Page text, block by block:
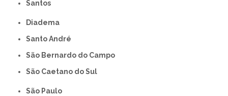
Santos
Diadema
Santo André
São Bernardo do Campo
São Caetano do Sul
São Paulo